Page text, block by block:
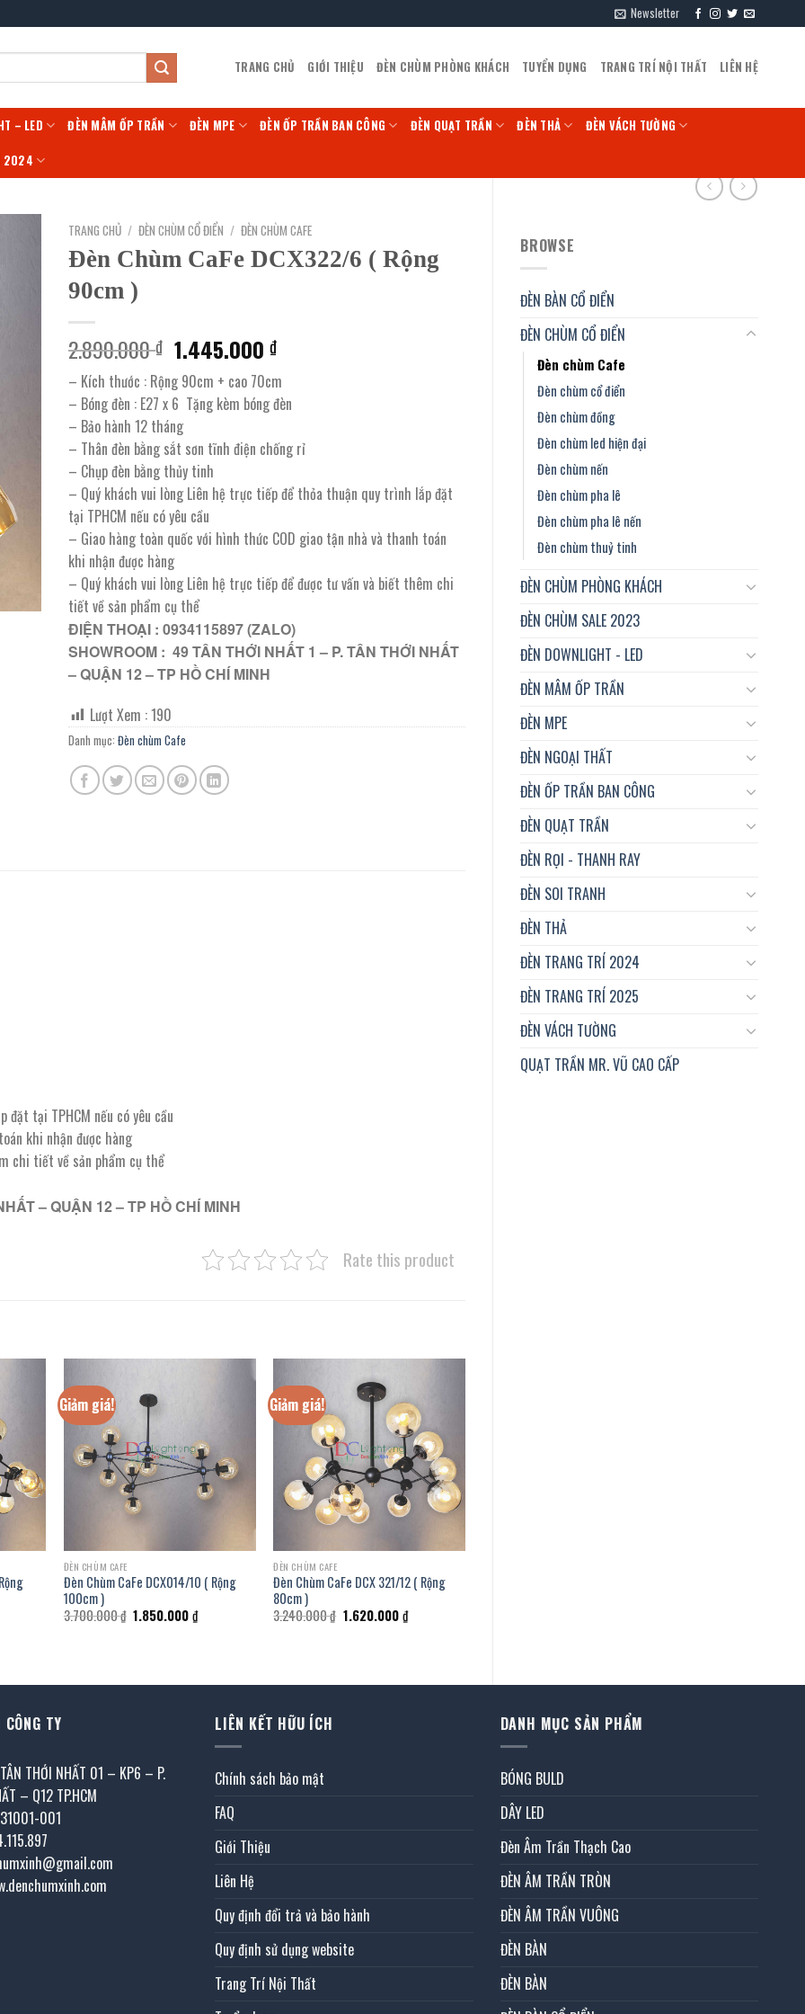
Newsletter
TRANG CHỦ GIỚI THIỆU ĐÈN CHÙM PHÒNG KHÁCH TUYỂN DỤNG TRANG TRÍ NỘI THẤT LIÊN HỆ
– LED ĐÈN MÂM ỐP TRẦN ĐÈN MPE ĐÈN ỐP TRẦN BAN CÔNG ĐÈN QUẠT TRẦN ĐÈN THẢ ĐÈN VÁCH TƯỜNG
2024
BROWSE
ĐÈN BÀN CỔ ĐIỂN
ĐÈN CHÙM CỔ ĐIỂN
Đèn chùm Cafe
Đèn chùm cổ điển
Đèn chùm đồng
Đèn chùm led hiện đại
Đèn chùm nến
Đèn chùm pha lê
Đèn chùm pha lê nến
Đèn chùm thuỷ tinh
ĐÈN CHÙM PHÒNG KHÁCH
ĐÈN CHÙM SALE 2023
ĐÈN DOWNLIGHT - LED
ĐÈN MÂM ỐP TRẦN
ĐÈN MPE
ĐÈN NGOẠI THẤT
ĐÈN ỐP TRẦN BAN CÔNG
ĐÈN QUẠT TRẦN
ĐÈN RỌI - THANH RAY
ĐÈN SOI TRANH
ĐÈN THẢ
ĐÈN TRANG TRÍ 2024
ĐÈN TRANG TRÍ 2025
ĐÈN VÁCH TƯỜNG
QUẠT TRẦN MR. VŨ CAO CẤP
TRANG CHỦ / ĐÈN CHÙM CỔ ĐIỂN / ĐÈN CHÙM CAFE
Đèn Chùm CaFe DCX322/6 ( Rộng
90cm )
2.890.000₫ Giá
gốc
là:
2.890.000 ₫.
1.445.000₫Giá
tại
là:
1.445.000 ₫.
– Kích thước : Rộng 90cm + cao 70cm
– Bóng đèn : E27 x 6 Tặng kèm bóng đèn
– Bảo hành 12 tháng
– Thân đèn bằng sắt sơn tĩnh điện chống rỉ
– Chụp đèn bằng thủy tinh
– Quý khách vui lòng Liên hệ trực tiếp để thỏa thuận quy trình lắp đặt
tại TPHCM nếu có yêu cầu
– Giao hàng toàn quốc với hình thức COD giao tận nhà và thanh toán
khi nhận được hàng
– Quý khách vui lòng Liên hệ trực tiếp để được tư vấn và biết thêm chi
tiết về sản phẩm cụ thể
ĐIỆN THOẠI : 0934115897 (ZALO)
SHOWROOM : 49 TÂN THỚI NHẤT 1 – P. TÂN THỚI NHẤT
– QUẬN 12 – TP HỒ CHÍ MINH
Lượt Xem :190
Danh mục: Đèn chùm Cafe
tại TPHCM nếu có yêu cầu
khi nhận được hàng
chi tiết về sản phẩm cụ thể
– QUẬN 12 – TP HỒ CHÍ MINH
Rate this product
Giảm giá!
ĐÈN CHÙM CAFE
Đèn Chùm CaFe DCX014/10 ( Rộng
100cm )
3.700.000₫ Giá
gốc
1.850.000₫Giá
Giảm giá!
ĐÈN CHÙM CAFE
Đèn Chùm CaFe DCX 321/12 ( Rộng
80cm )
3.240.000₫ Giá
gốc
1.620.000₫Giá
hiện
TY
THỚI NHẤT 01 – KP6 – P.
– Q12 TP.HCM
001
LIÊN KẾT HỮU ÍCH
Chính sách bảo mật
FAQ
Giới Thiệu
Liên Hệ
Quy định đổi trả và bảo hành
Quy định sử dụng website
Trang Trí Nội Thất
DANH MỤC SẢN PHẨM
BÓNG BULD
DÂY LED
Đèn Âm Trần Thạch Cao
ĐÈN ÂM TRẦN TRÒN
ĐÈN ÂM TRẦN VUÔNG
ĐÈN BÀN
ĐÈN BÀN